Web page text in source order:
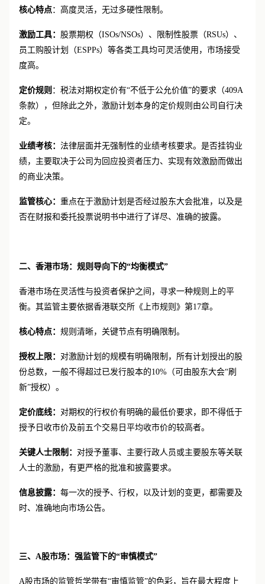
激励工具：股票期权（ISOs/NSOs）、限制性股票（RSUs）、
员工购股计划（ESPPs）等各类工具均可灵活使用，市场接受
定价规则 ：税法对期权定价有“不低于公允价值”的要求（409A
条款），但除此之外，激励计划本身的定价规则由公司自行决
业绩考核：法律层面并无强制性的业绩考核要求。是否挂钩业
绩，主要取决于公司为回应投资者压力、实现有效激励而做出
监管核心：重点在于激励计划是否经过股东大会批准，以及是
香港市场在灵活性与投资者保护之间，寻求一种规则上的平
授权上限：对激励计划的规模有明确限制，所有计划授出的股
份总数，一般不得超过已发行股本的
定价底线：对期权的行权价有明确的最低价要求，即不得低于
关键人士限制：对授予董事、主要行政人员或主要股东等关联
信息披露：每一次的授予、行权，以及计划的变更，都需要及